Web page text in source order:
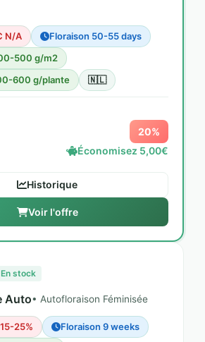
N/A
Floraison 50-55 days
500 g/m2
600 g/plante
🇳🇱
20%
Économisez 5,00€
Historique
Voir l'offre
En stock
Auto• Autofloraison Féminisée
25%
Floraison 9 weeks